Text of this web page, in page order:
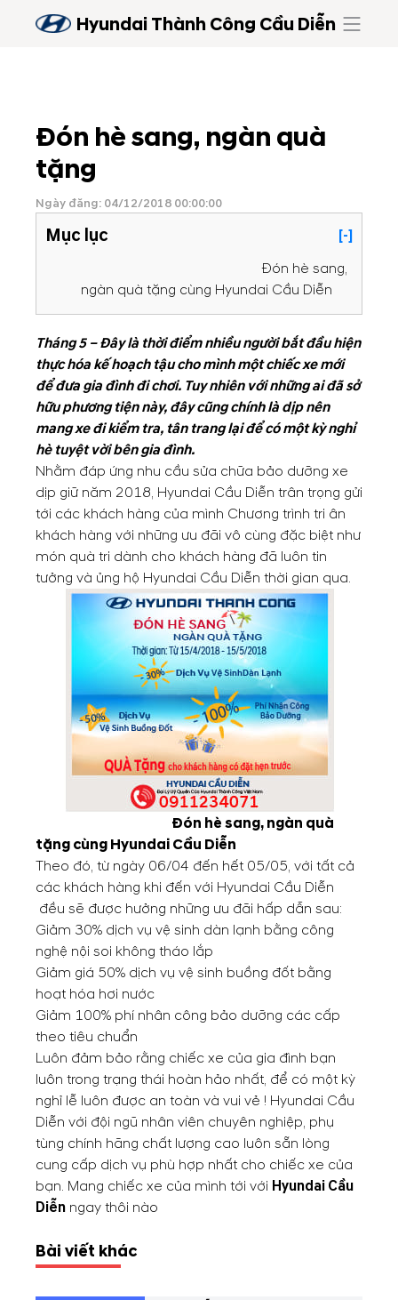
Hyundai Thành Công Cầu Diễn
Đón hè sang, ngàn quà
tặng
Ngày đăng: 04/12/2018 00:00:00
Mục lục
[-]
Đón hè sang,
ngàn quà tặng cùng Hyundai Cầu Diễn
Tháng 5 – Đây là thời điểm nhiều người bắt đầu hiện
thực hóa kế hoạch tậu cho mình một chiếc xe mới
để đưa gia đình đi chơi. Tuy nhiên với những ai đã sở
hữu phương tiện này, đây cũng chính là dịp nên
mang xe đi kiểm tra, tân trang lại để có một kỳ nghỉ
hè tuyệt vời bên gia đình.
Nhằm đáp ứng nhu cầu sửa chữa bảo dưỡng xe
dịp giữ năm 2018, Hyundai Cầu Diễn trân trọng gửi
tới các khách hàng của mình Chương trình tri ân
khách hàng với những ưu đãi vô cùng đặc biệt như
món quà tri dành cho khách hàng đã luôn tin
tưởng và ủng hộ Hyundai Cầu Diễn thời gian qua.
Đón hè sang, ngàn quà
tặng cùng Hyundai Cầu Diễn
Theo đó, từ ngày 06/04 đến hết 05/05, với tất cả
các khách hàng khi đến với Hyundai Cầu Diễn
đều sẽ được hưởng những ưu đãi hấp dẫn sau:
Giảm 30% dịch vụ vệ sinh dàn lạnh bằng công
nghệ nội soi không tháo lắp
Giảm giá 50% dịch vụ vệ sinh buồng đốt bằng
hoạt hóa hơi nước
Giảm 100% phí nhân công bảo dưỡng các cấp
theo tiêu chuẩn
Luôn đảm bảo rằng chiếc xe của gia đình bạn
luôn trong trạng thái hoàn hảo nhất, để có một kỳ
nghỉ lễ luôn được an toàn và vui vẻ ! Hyundai Cầu
Diễn với đội ngũ nhân viên chuyên nghiệp, phụ
tùng chính hãng chất lượng cao luôn sẵn lòng
cung cấp dịch vụ phù hợp nhất cho chiếc xe của
bạn. Mang chiếc xe của mình tới với Hyundai Cầu
Diễn ngay thôi nào
Bài viết khác